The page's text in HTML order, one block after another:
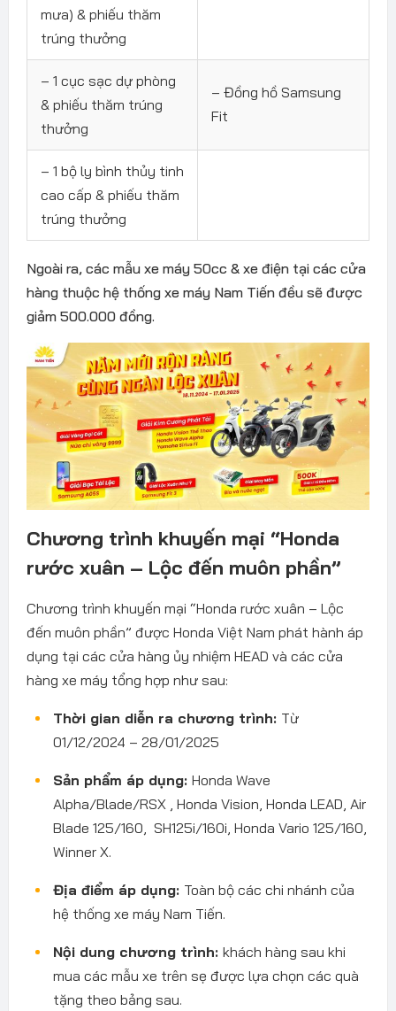
mưa) & phiếu thăm
trúng thưởng
– 1 cục sạc dự phòng
& phiếu thăm trúng
thưởng
– Đồng hồ Samsung
Fit
– 1 bộ ly bình thủy tinh
cao cấp & phiếu thăm
trúng thưởng
Ngoài ra, các mẫu xe máy 50cc & xe điện tại các cửa
hàng thuộc hệ thống xe máy Nam Tiến đều sẽ được
giảm 500.000 đồng.
Chương trình khuyến mại “Honda
rước xuân – Lộc đến muôn phần”
Chương trình khuyến mại “Honda rước xuân – Lộc
đến muôn phần” được Honda Việt Nam phát hành áp
dụng tại các cửa hàng ủy nhiệm HEAD và các cửa
hàng xe máy tổng hợp như sau:
Thời gian diễn ra chương trình: Từ
01/12/2024 – 28/01/2025
Sản phẩm áp dụng: Honda Wave
Alpha/Blade/RSX , Honda Vision, Honda LEAD, Air
Blade 125/160, SH125i/160i, Honda Vario 125/160,
Winner X.
Địa điểm áp dụng: Toàn bộ các chi nhánh của
hệ thống xe máy Nam Tiến.
Nội dung chương trình: khách hàng sau khi
mua các mẫu xe trên sẹ được lựa chọn các quà
tặng theo bảng sau.